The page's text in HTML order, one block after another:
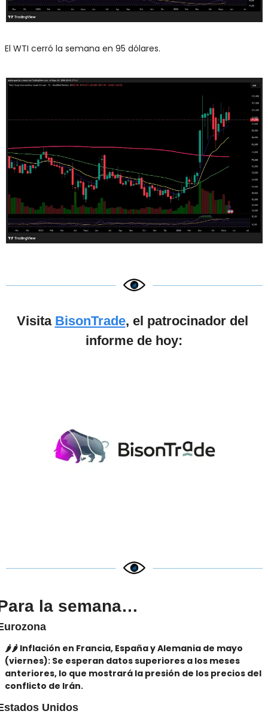
El WTI cerró la semana en 95 dólares.
Visita BisonTrade, el patrocinador del
informe de hoy:
la semana…
🌶️🌶️ Inflación en Francia, España y Alemania de mayo
(viernes): Se esperan datos superiores a los meses
anteriores, lo que mostrará la presión de los precios del
conflicto de Irán.
Unidos